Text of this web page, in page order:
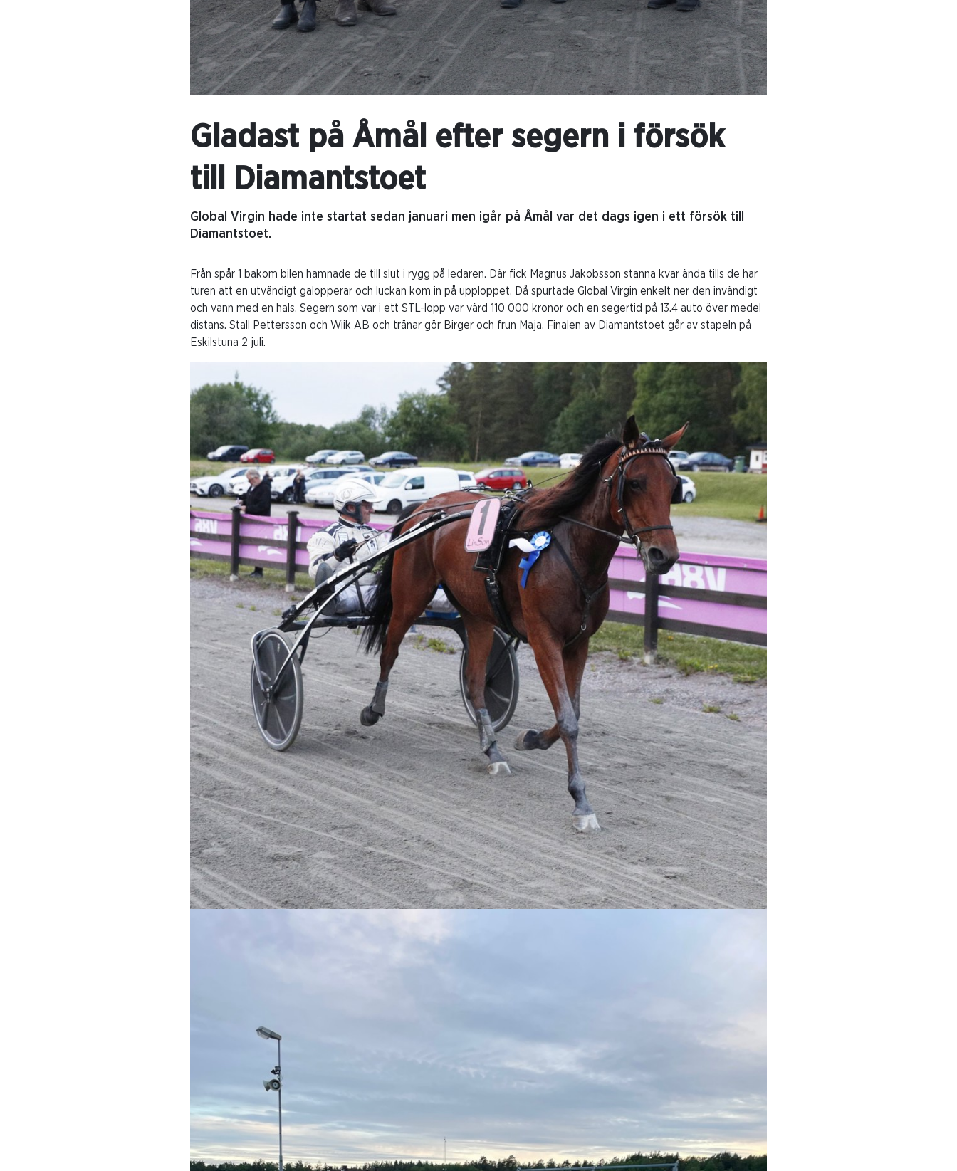
Gladast på Åmål efter segern i försök
till Diamantstoet
Global Virgin hade inte startat sedan januari men igår på Åmål var det dags igen i ett försök till
Diamantstoet.
Från spår 1 bakom bilen hamnade de till slut i rygg på ledaren. Där fick Magnus Jakobsson stanna kvar ända tills de har
turen att en utvändigt galopperar och luckan kom in på upploppet. Då spurtade Global Virgin enkelt ner den invändigt
och vann med en hals. Segern som var i ett STL-lopp var värd 110 000 kronor och en segertid på 13.4 auto över medel
distans. Stall Pettersson och Wiik AB och tränar gör Birger och frun Maja. Finalen av Diamantstoet går av stapeln på
Eskilstuna 2 juli.